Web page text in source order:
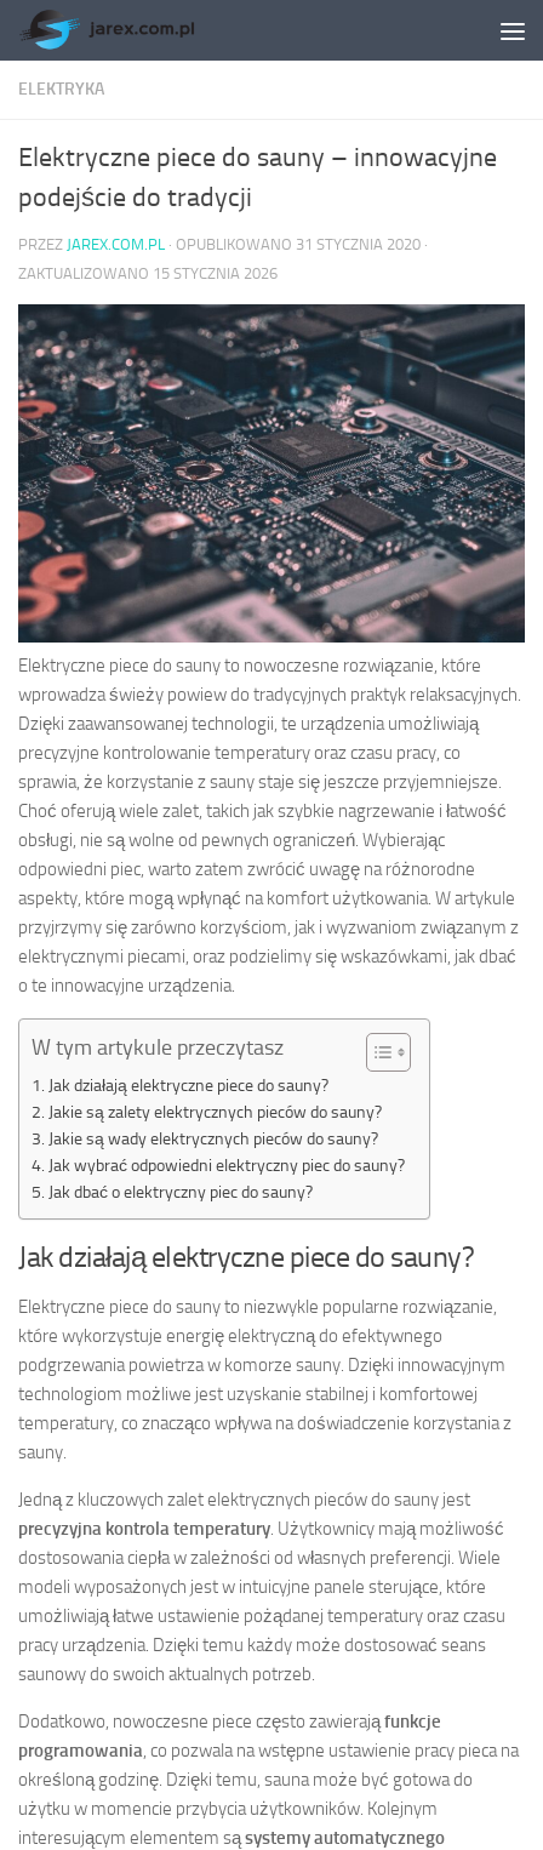
Skip to content
ELEKTRYKA
Elektryczne piece do sauny – innowacyjne
podejście do tradycji
PRZEZ JAREX.COM.PL · OPUBLIKOWANO 31 STYCZNIA 2020 ·
ZAKTUALIZOWANO 15 STYCZNIA 2026
Elektryczne piece do sauny to nowoczesne rozwiązanie, które
wprowadza świeży powiew do tradycyjnych praktyk relaksacyjnych.
Dzięki zaawansowanej technologii, te urządzenia umożliwiają
precyzyjne kontrolowanie temperatury oraz czasu pracy, co
sprawia, że korzystanie z sauny staje się jeszcze przyjemniejsze.
Choć oferują wiele zalet, takich jak szybkie nagrzewanie i łatwość
obsługi, nie są wolne od pewnych ograniczeń. Wybierając
odpowiedni piec, warto zatem zwrócić uwagę na różnorodne
aspekty, które mogą wpłynąć na komfort użytkowania. W artykule
przyjrzymy się zarówno korzyściom, jak i wyzwaniom związanym z
elektrycznymi piecami, oraz podzielimy się wskazówkami, jak dbać
o te innowacyjne urządzenia.
W tym artykule przeczytasz
Jak działają elektryczne piece do sauny?
Jakie są zalety elektrycznych pieców do sauny?
Jakie są wady elektrycznych pieców do sauny?
Jak wybrać odpowiedni elektryczny piec do sauny?
Jak dbać o elektryczny piec do sauny?
Jak działają elektryczne piece do sauny?
Elektryczne piece do sauny to niezwykle popularne rozwiązanie,
które wykorzystuje energię elektryczną do efektywnego
podgrzewania powietrza w komorze sauny. Dzięki innowacyjnym
technologiom możliwe jest uzyskanie stabilnej i komfortowej
temperatury, co znacząco wpływa na doświadczenie korzystania z
sauny.
Jedną z kluczowych zalet elektrycznych pieców do sauny jest
precyzyjna kontrola temperatury. Użytkownicy mają możliwość
dostosowania ciepła w zależności od własnych preferencji. Wiele
modeli wyposażonych jest w intuicyjne panele sterujące, które
umożliwiają łatwe ustawienie pożądanej temperatury oraz czasu
pracy urządzenia. Dzięki temu każdy może dostosować seans
saunowy do swoich aktualnych potrzeb.
Dodatkowo, nowoczesne piece często zawierająfunkcje
programowania, co pozwala na wstępne ustawienie pracy pieca na
określoną godzinę. Dzięki temu, sauna może być gotowa do
użytku w momencie przybycia użytkowników. Kolejnym
interesującym elementem sąsystemy automatycznego